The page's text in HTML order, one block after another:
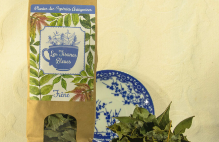
Thanks for your review!
We are processing it and it will appear on the
store soon.